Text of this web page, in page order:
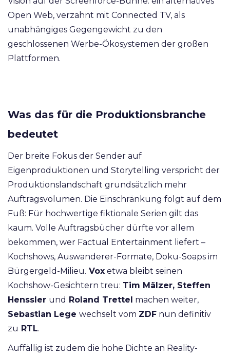
Open Web, verzahnt mit Connected TV, als
unabhängiges Gegengewicht zu den
geschlossenen Werbe-Ökosystemen der großen
Plattformen.
Was das für die Produktionsbranche
bedeutet
Der breite Fokus der Sender auf
Eigenproduktionen und Storytelling verspricht der
Produktionslandschaft grundsätzlich mehr
Auftragsvolumen. Die Einschränkung folgt auf dem
Fuß: Für hochwertige fiktionale Serien gilt das
kaum. Volle Auftragsbücher dürfte vor allem
bekommen, wer Factual Entertainment liefert –
Kochshows, Auswanderer-Formate, Doku-Soaps im
Bürgergeld-Milieu. Vox etwa bleibt seinen
Kochshow-Gesichtern treu: Tim Mälzer, Steffen
Henssler und Roland Trettel machen weiter,
Sebastian Lege wechselt vom ZDF nun definitiv
zu RTL.
Auffällig ist zudem die hohe Dichte an Reality-